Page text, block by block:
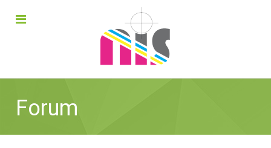
Forum